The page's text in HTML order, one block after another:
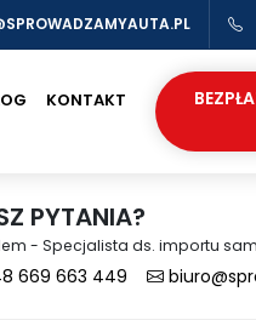
KONTAKT
PYTANIA?
- Specjalista ds. importu
669 663 449